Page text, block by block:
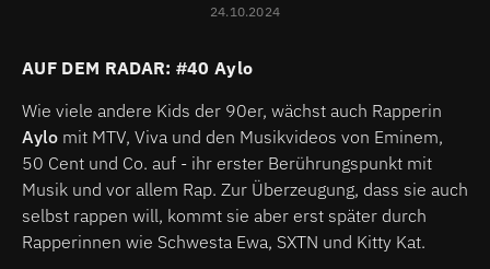
24.10.2024
AUF DEM RADAR: #40 Aylo
Wie viele andere Kids der 90er, wächst auch Rapperin
Aylo mit MTV, Viva und den Musikvideos von Eminem,
50 Cent und Co. auf - ihr erster Berührungspunkt mit
Musik und vor allem Rap. Zur Überzeugung, dass sie auch
selbst rappen will, kommt sie aber erst später durch
Rapperinnen wie Schwesta Ewa, SXTN und Kitty Kat.